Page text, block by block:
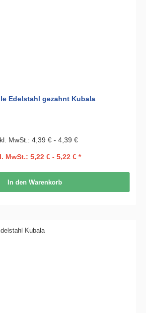
Edelstahl gezahnt Kubala
MwSt.: 4,39 € - 4,39 €
MwSt.: 5,22 € - 5,22 € *
In den Warenkorb